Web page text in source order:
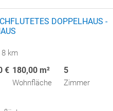
DOPPELHAUS -
km
€ 180,00 m²
Wohnfläche
5
Zimmer